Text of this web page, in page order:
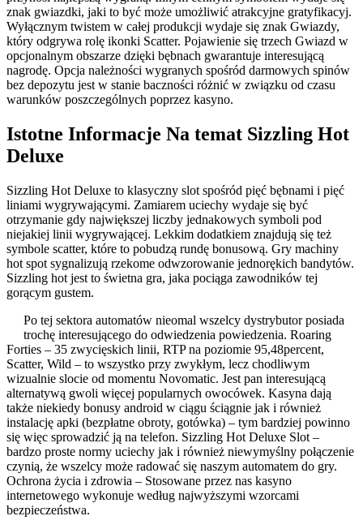
znak gwiazdki, jaki to być może umożliwić atrakcyjne gratyfikacyj.
Wyłącznym twistem w całej produkcji wydaje się znak Gwiazdy,
który odgrywa rolę ikonki Scatter. Pojawienie się trzech Gwiazd w
opcjonalnym obszarze dzięki bębnach gwarantuje interesującą
nagrodę. Opcja należności wygranych spośród darmowych spinów
bez depozytu jest w stanie baczności różnić w związku od czasu
warunków poszczególnych poprzez kasyno.
Istotne Informacje Na temat Sizzling Hot
Deluxe
Sizzling Hot Deluxe to klasyczny slot spośród pięć bębnami i pięć
liniami wygrywającymi. Zamiarem uciechy wydaje się być
otrzymanie gdy największej liczby jednakowych symboli pod
niejakiej linii wygrywającej. Lekkim dodatkiem znajdują się też
symbole scatter, które to pobudzą rundę bonusową. Gry machiny
hot spot sygnalizują rzekome odwzorowanie jednorękich bandytów.
Sizzling hot jest to świetna gra, jaka pociąga zawodników tej
gorącym gustem.
Po tej sektora automatów nieomal wszelcy dystrybutor posiada
trochę interesującego do odwiedzenia powiedzenia. Roaring
Forties – 35 zwycięskich linii, RTP na poziomie 95,48percent,
Scatter, Wild – to wszystko przy zwykłym, lecz chodliwym
wizualnie slocie od momentu Novomatic. Jest pan interesującą
alternatywą gwoli więcej popularnych owocówek. Kasyna dają
także niekiedy bonusy android w ciągu ściągnie jak i również
instalację apki (bezpłatne obroty, gotówka) – tym bardziej powinno
się więc sprowadzić ją na telefon. Sizzling Hot Deluxe Slot –
bardzo proste normy uciechy jak i również niewymyślny połączenie
czynią, że wszelcy może radować się naszym automatem do gry.
Ochrona życia i zdrowia – Stosowane przez nas kasyno
internetowego wykonuje według najwyższymi wzorcami
bezpieczeństwa.